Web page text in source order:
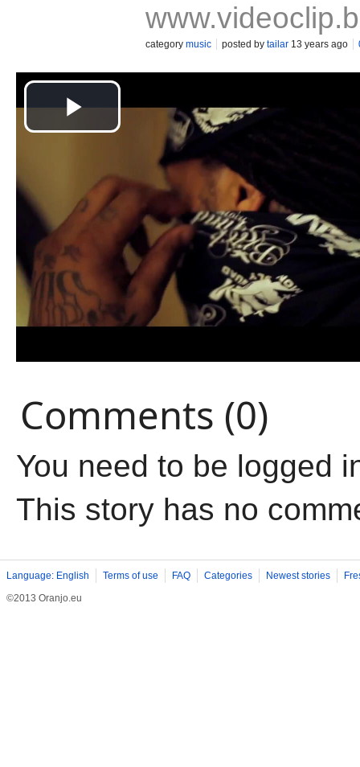
category music posted by tailar 13 years ago
Comments (0)
You need to be logged
This story has no
Language: English Terms of use FAQ Categories Newest stories
©2013 Oranjo.eu